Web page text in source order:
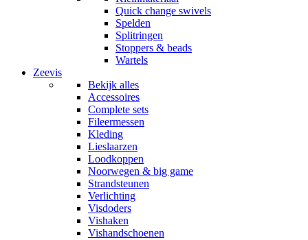
Quick change swivels
Spelden
Splitringen
Stoppers & beads
Wartels
Zeevis
Bekijk alles
Accessoires
Complete sets
Fileermessen
Kleding
Lieslaarzen
Loodkoppen
Noorwegen & big game
Strandsteunen
Verlichting
Visdoders
Vishaken
Vishandschoenen